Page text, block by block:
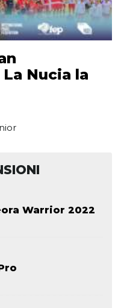
Nucia la
Warrior 2022